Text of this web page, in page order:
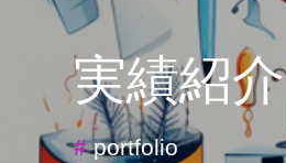
実績紹介
#portfolio